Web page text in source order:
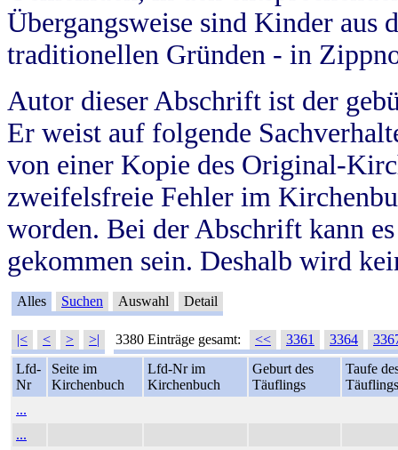
Übergangsweise sind Kinder aus
traditionellen Gründen - in
Autor dieser Abschrift ist der
Er weist auf folgende
von einer Kopie des Original-
zweifelsfreie Fehler im
worden. Bei der Abschrift kann
gekommen sein. Deshalb wird
Alles Suchen Auswahl Detail
|< < > >| 3380 Einträge gesamt: << 3361 3364
Lfd-
Nr
Seite im
Kirchenbuch
Lfd-Nr im
Kirchenbuch
Geburt des
Täuflings
Taufe
Täuflings
...
...